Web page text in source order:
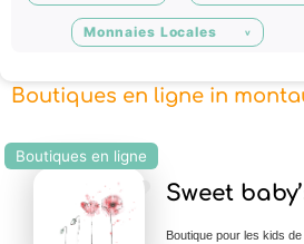
Monnaies Locales
Boutiques en ligne in
Boutiques en ligne
Sweet
Boutique pour les kids